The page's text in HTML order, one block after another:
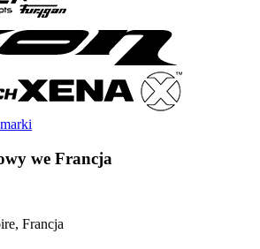
we Francja
Francja